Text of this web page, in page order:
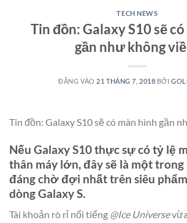
TECH NEWS
Tin đồn: Galaxy S10 sẽ
gần như không
ĐĂNG VÀO 21 THÁNG 7, 2018 BỞI
Tin đồn: Galaxy S10 sẽ có màn hình gần
Nếu Galaxy S10 thực sự có tỷ lệ
thân máy lớn, đây sẽ là một
đáng chờ đợi nhất trên siêu
dòng Galaxy S.
Tài khoản rò rỉ nổi tiếng @Ice Universe